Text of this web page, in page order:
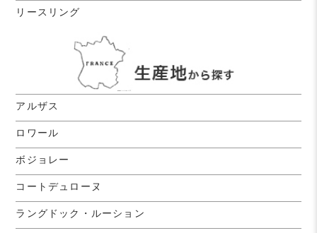
リースリング
アルザス
ロワール
ボジョレー
コートデュローヌ
ラングドック・ルーション